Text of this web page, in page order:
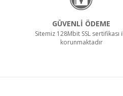
GÜVENLİ ÖDEME
Sitemiz 128Mbit SSL sertifikası
korunmaktadır